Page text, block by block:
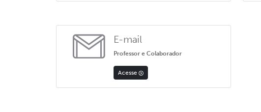
E-mail
Professor e Colaborador
Acesse